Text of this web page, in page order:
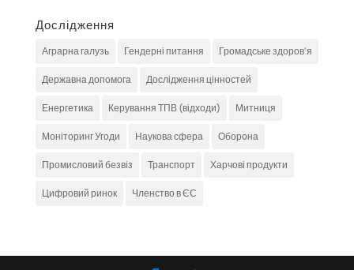
Дослідження
Аграрна галузь Гендерні питання Громадське здоров'я
Державна допомога Дослідження цінностей
Енергетика Керування ТПВ (відходи) Митниця
Моніторинг Угоди Наукова сфера Оборона
Промисловий безвіз Транспорт Харчові продукти
Цифровий ринок Членство в ЄС